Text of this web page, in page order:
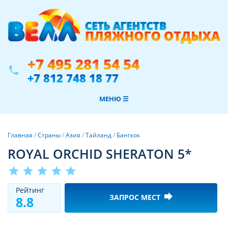
phone +7 495 281 54 54
+7 812 748 18 77
МЕНЮ ☰
Главная /Страны/Азия /Тайланд/ Бангкок
ROYAL ORCHID SHERATON 5*
star star star star star
Рeйтинг
8.8 ЗАПРОС МЕСТ forward